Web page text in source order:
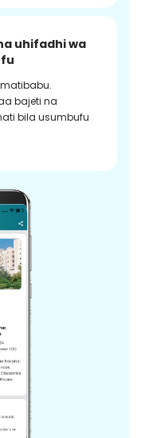
uhifadhi wa
bajeti na
bila usumbufu